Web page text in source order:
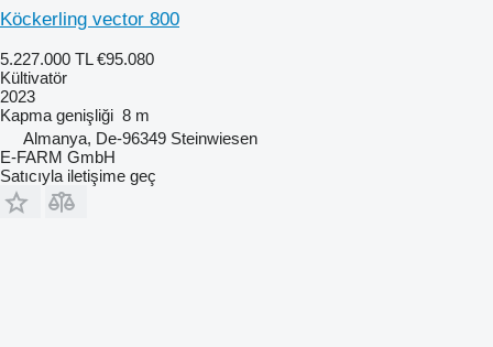
Köckerling vector 800
5.227.000 TL €95.080
Kültivatör
2023
Kapma genişliği 8 m
Almanya, De-96349 Steinwiesen
E-FARM GmbH
Satıcıyla iletişime geç